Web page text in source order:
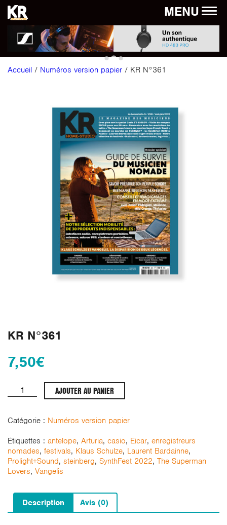
MENU
Accueil / Numéros version papier / KR N°361
KR N°361
7,50€
quantité
de
N°361
AJOUTER AU PANIER
Catégorie : Numéros version papier
Étiquettes : antelope, Arturia, casio, Eicar, enregistreurs
nomades, festivals, Klaus Schulze, Laurent Bardainne,
Prolight+Sound, steinberg, SynthFest 2022, The Superman
Lovers, Vangelis
Description Avis (0)
Panneau de gestion des cookies